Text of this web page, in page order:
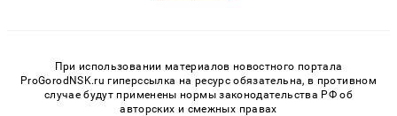
При использовании материалов новостного портала
ProGorodNSK.ru гиперссылка на ресурс обязательна, в противном
случае будут применены нормы законодательства РФ об
авторских и смежных правах